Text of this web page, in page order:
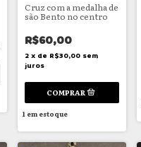
Cruz com a medalha de
são Bento no centro
R$60,00
2 x de R$30,00 sem
juros
1em estoque